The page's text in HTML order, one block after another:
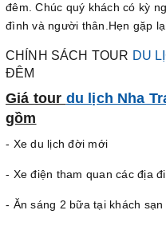
đêm. Chúc quý khách có kỳ
đình và người thân.Hẹn gặp
CHÍNH SÁCH TOUR DU
ĐÊM
Giá tour du lịch Nha
gồm
- Xe du lịch đời mới
- Xe điện tham quan các địa
- Ăn sáng 2 bữa tại khách sạn